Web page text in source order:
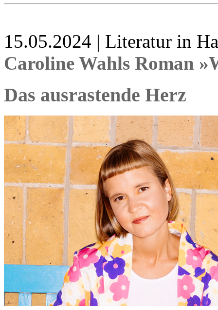
15.05.2024 | Literatur in
Caroline Wahls Roman
Das ausrastende Herz